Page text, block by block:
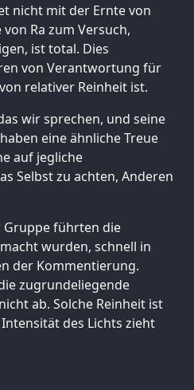
nicht mit der Ernte von
Ra zum Versuch,
ist total. Dies
von Verantwortung für
relativer Reinheit ist.
wir sprechen, und seine
eine ähnliche Treue
auf jegliche
Selbst zu achten, Anderen
führten die
wurden, schnell in
der Kommentierung.
zugrundeliegende
ab. Solche Reinheit ist
des Lichts zieht